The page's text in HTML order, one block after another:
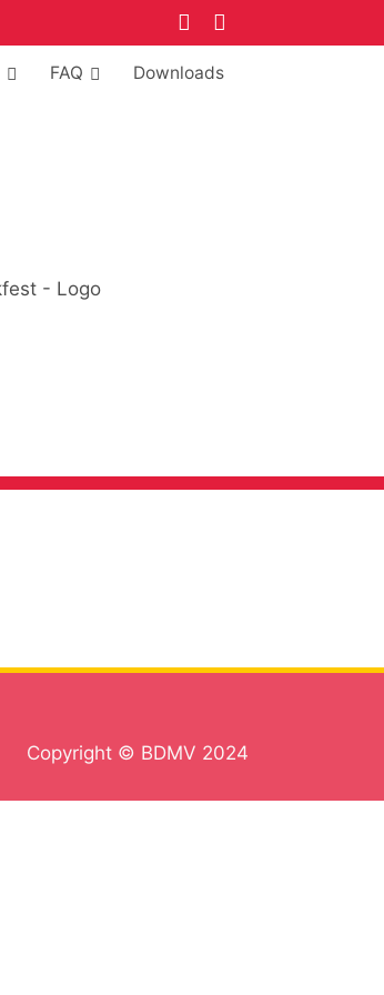
FAQ Downloads
Copyright © BDMV 2024